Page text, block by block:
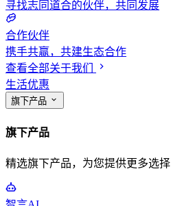
寻找志同道合的伙伴，共同发展
合作伙伴
携手共赢，共建生态合作
查看全部关于我们
生活优惠
旗下产品
旗下产品
精选旗下产品，为您提供更多选择